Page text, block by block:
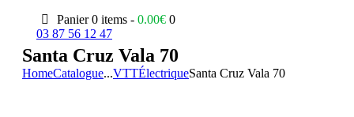
Panier 0 items -0.00€ 0
03 87 56 12 47
Santa Cruz Vala 70
HomeCatalogue...VTTÉlectriqueSanta Cruz Vala 70